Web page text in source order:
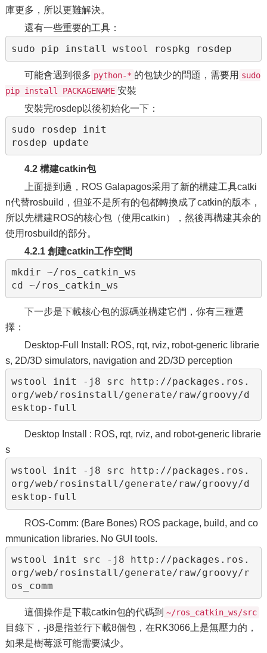
庫更多，所以更難解決。
還有一些重要的工具：
可能會遇到很多 python-* 的包缺少的問題，需要用 sudo
pip install PACKAGENAME 安裝
安裝完rosdep以後初始化一下：
sudo rosdep init
4.2 構建catkin包
上面提到過，ROS Galapagos采用了新的構建工具catki
n代替rosbuild，但並不是所有的包都轉換成了catkin的版本，
所以先構建ROS的核心包（使用catkin），然後再構建其余的
使用rosbuild的部分。
4.2.1 創建catkin工作空間
mkdir ~/ros_catkin_ws
下一步是下載核心包的源碼並構建它們，你有三種選
擇：
Desktop-Full Install: ROS, rqt, rviz, robot-generic librarie
s, 2D/3D simulators, navigation and 2D/3D perception
wstool init -j8 src http://packages.ros.
org/web/rosinstall/generate/raw/groovy/d
Desktop Install : ROS, rqt, rviz, and robot-generic librarie
s
wstool init -j8 src http://packages.ros.
org/web/rosinstall/generate/raw/groovy/d
ROS-Comm: (Bare Bones) ROS package, build, and co
mmunication libraries. No GUI tools.
wstool init src -j8 http://packages.ros.
org/web/rosinstall/generate/raw/groovy/r
這個操作是下載catkin包的代碼到 ~/ros_catkin_ws/src
目錄下，-j8是指並行下載8個包，在RK3066上是無壓力的，
如果是樹莓派可能需要減少。